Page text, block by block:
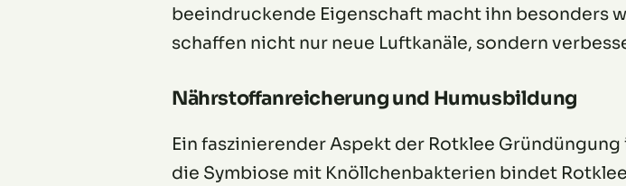
beeindruckende Eigenschaft macht ihn besonders
schaffen nicht nur neue Luftkanäle, sondern
Nährstoffanreicherung und Humusbildung
Ein faszinierender Aspekt der Rotklee
die Symbiose mit Knöllchenbakterien bindet